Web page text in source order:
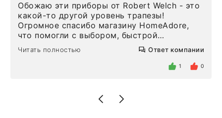
Обожаю эти приборы от Robert Welch - это
какой-то другой уровень трапезы!
Огромное спасибо магазину HomeAdore,
что помогли с выбором, быстрой
доставкой и высоким сервисом. Один раз
была здесь лично, забирала чайные ложки,
внутри очень много антикварной посуды,
Позже заказывала остальные приборы -
доставили сдэком на следующий день к
Читать полностью Ответ компании
1 0